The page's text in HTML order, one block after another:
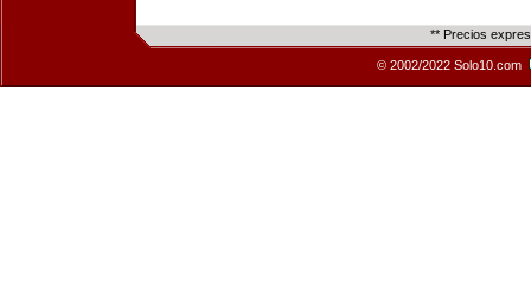
** Precios
© 2002/2022 Solo10.com